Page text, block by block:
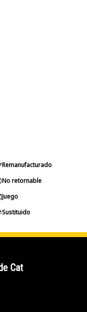
Remanufacturado
No retornable
Juego
Sustituido
Cat